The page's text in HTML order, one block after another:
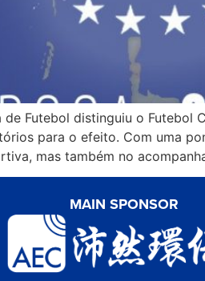
Futebol distinguiu o Futebol
para o efeito. Com uma
mas também no
MAIN SPONSOR